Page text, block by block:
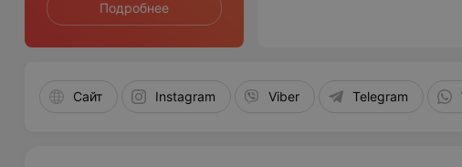
Подробнее
Сайт Instagram Viber Telegram